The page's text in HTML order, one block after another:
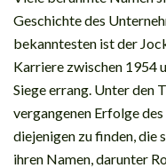
Geschichte des
bekanntesten ist der
Karriere zwischen 1954
Siege errang. Unter den
vergangenen Erfolge
diejenigen zu finden, die
ihren Namen, darunter